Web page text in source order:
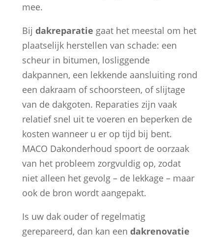
mee.
Bij dakreparatie gaat het meestal om het
plaatselijk herstellen van schade: een
scheur in bitumen, losliggende
dakpannen, een lekkende aansluiting rond
een dakraam of schoorsteen, of slijtage
van de dakgoten. Reparaties zijn vaak
relatief snel uit te voeren en beperken de
kosten wanneer u er op tijd bij bent.
MACO Dakonderhoud spoort de oorzaak
van het probleem zorgvuldig op, zodat
niet alleen het gevolg – de lekkage – maar
ook de bron wordt aangepakt.
Is uw dak ouder of regelmatig
gerepareerd, dan kan een dakrenovatie